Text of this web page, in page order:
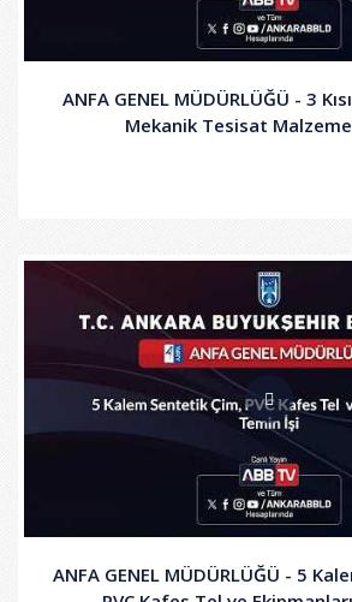
ANFA GENEL MÜDÜRLÜĞÜ - 3
Mekanik Tesisat
ANFA GENEL MÜDÜRLÜĞÜ - 5